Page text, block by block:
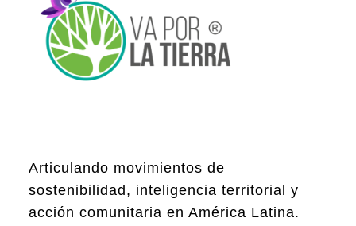
Articulando movimientos de
sostenibilidad, inteligencia territorial y
acción comunitaria en América Latina.